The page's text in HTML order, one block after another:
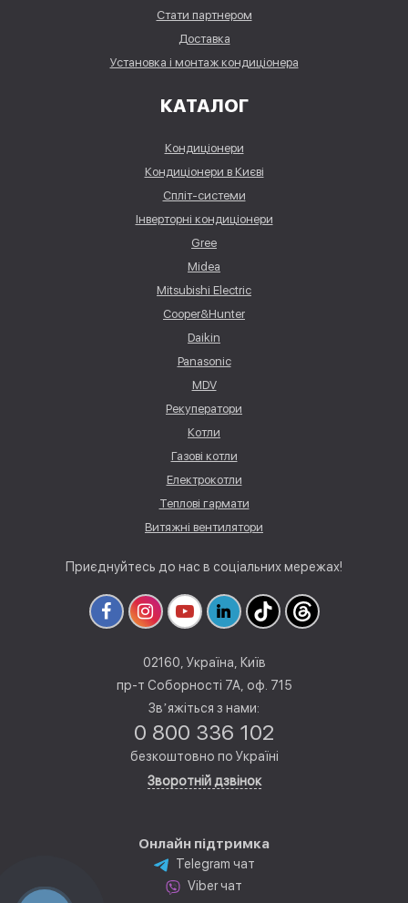
Стати партнером
Доставка
Установка і монтаж кондиціонера
КАТАЛОГ
Кондиціонери
Кондиціонери в Києві
Спліт-системи
Інверторні кондиціонери
Gree
Midea
Mitsubishi Electric
Cooper&Hunter
Daikin
Panasonic
MDV
Рекуператори
Котли
Газові котли
Електрокотли
Теплові гармати
Витяжні вентилятори
Приєднуйтесь до нас в соціальних мережах!
02160, Україна, Київ
пр-т Соборності 7А, оф. 715
Звʼяжіться з нами:
0 800 336 102
безкоштовно по Україні
Зворотній дзвінок
Онлайн підтримка
Telegram чат
Viber чат